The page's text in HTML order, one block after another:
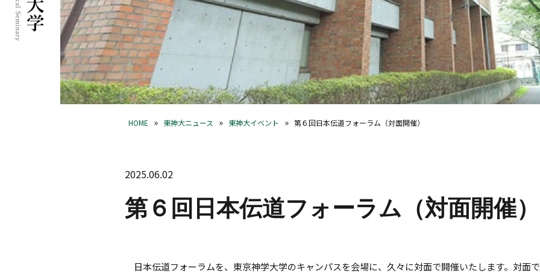
HOME » 東神大ニュース » 東神大イベント » 第６回日本伝道フォーラム（対面開催）
2025.06.02
第６回日本伝道フォーラム（対面開催）
日本伝道フォーラムを、東京神学大学のキャンパスを会場に、久々に対面で開催いたします。対面